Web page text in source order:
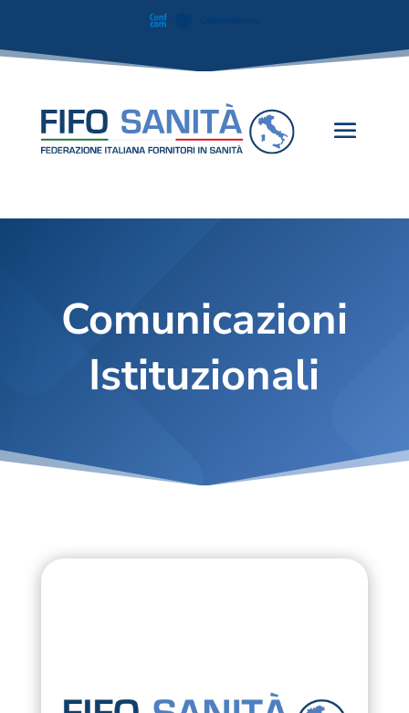
Comunicazioni
Istituzionali